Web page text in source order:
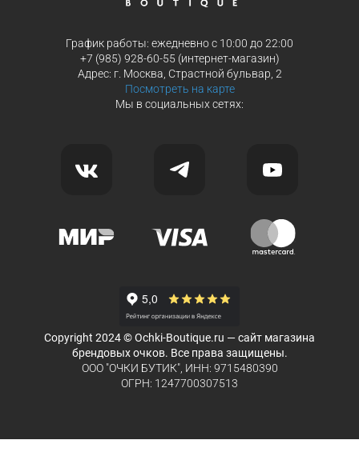
График работы: ежедневно с 10:00 до 22:00
+7 (985) 928-60-55 (интернет-магазин)
Адрес: г. Москва, Страстной бульвар, 2
Посмотреть на карте
Мы в социальных сетях:
Copyright 2024 © Ochki-Boutique.ru — сайт магазина
брендовых очков. Все права защищены.
ООО "ОЧКИ БУТИК", ИНН: 9715480390
ОГРН: 1247700307513